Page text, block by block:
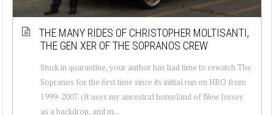
THE MANY RIDES OF CHRISTOPHER MOLTISANTI,
THE GEN XER OF THE SOPRANOS CREW
Stuck in quarantine, your author has had time to rewatch The
Sopranos for the first time since its initial run on HBO from
1999-2007. (It uses my ancestral homeland of New Jersey
as a backdrop, and m...